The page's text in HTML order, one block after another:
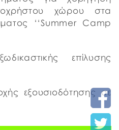
χώρου στα
‘‘Summer Camp
επίλυσης
εξουσιοδότησης σε